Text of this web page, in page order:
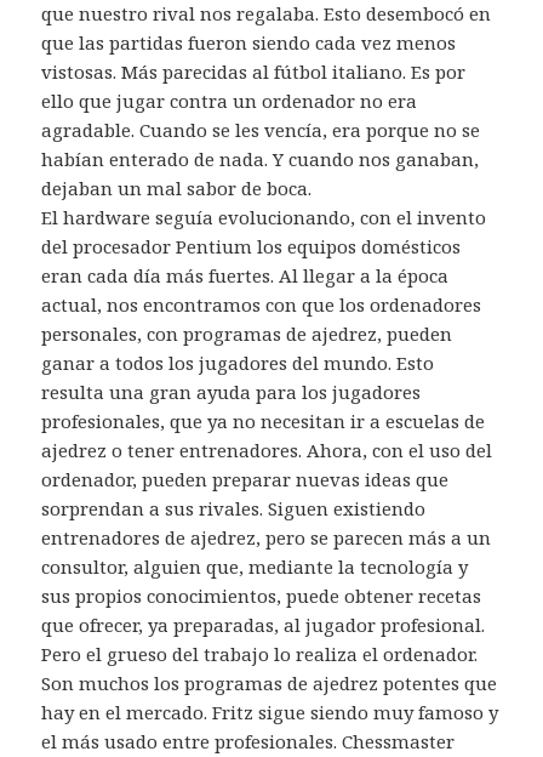
que nuestro rival nos regalaba. Esto desembocó en
que las partidas fueron siendo cada vez menos
vistosas. Más parecidas al fútbol italiano. Es por
ello que jugar contra un ordenador no era
agradable. Cuando se les vencía, era porque no se
habían enterado de nada. Y cuando nos ganaban,
dejaban un mal sabor de boca.
El hardware seguía evolucionando, con el invento
del procesador Pentium los equipos domésticos
eran cada día más fuertes. Al llegar a la época
actual, nos encontramos con que los ordenadores
personales, con programas de ajedrez, pueden
ganar a todos los jugadores del mundo. Esto
resulta una gran ayuda para los jugadores
profesionales, que ya no necesitan ir a escuelas de
ajedrez o tener entrenadores. Ahora, con el uso del
ordenador, pueden preparar nuevas ideas que
sorprendan a sus rivales. Siguen existiendo
entrenadores de ajedrez, pero se parecen más a un
consultor, alguien que, mediante la tecnología y
sus propios conocimientos, puede obtener recetas
que ofrecer, ya preparadas, al jugador profesional.
Pero el grueso del trabajo lo realiza el ordenador.
Son muchos los programas de ajedrez potentes que
hay en el mercado. Fritz sigue siendo muy famoso y
el más usado entre profesionales. Chessmaster